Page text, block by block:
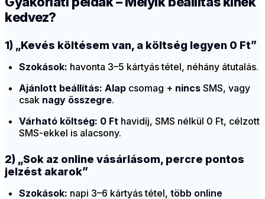
kedvez?
1) „Kevés költésem van, a költség legyen 0 Ft”
Szokások: havonta 3–5 kártyás tétel, néhány átutalás.
Ajánlott beállítás: Alap csomag + nincs SMS, vagy
csak nagy összegre.
Várható költség: 0 Ft havidíj, SMS nélkül 0 Ft, célzott
SMS-ekkel is alacsony.
2) „Sok az online vásárlásom, percre pontos
jelzést akarok”
Szokások: napi 3–6 kártyás tétel, több online